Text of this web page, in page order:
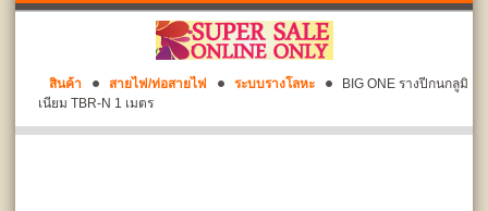
สินค้า สายไฟ/ท่อสายไฟ ระบบรางโลหะ
BIG ONE รางปีกนกลูมิ
เนียม TBR-N 1 เมตร